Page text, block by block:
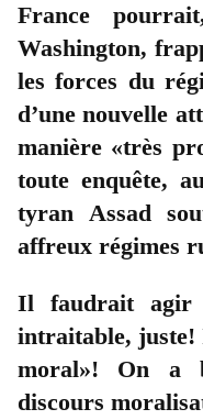
France
Washington,
les forces du
d’une nouvelle
manière «très
toute enquête,
tyran Assad
affreux régimes
Il faudrait agir
intraitable, juste!
moral»! On a
discours